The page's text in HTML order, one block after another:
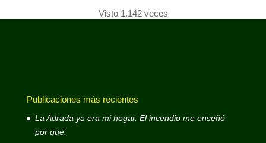
Visto 1.142 veces
Publicaciones más recientes
La Adrada ya era mi hogar. El incendio me enseñó
por qué.